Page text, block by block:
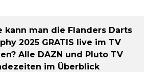
kann man die Flanders Darts
2025 GRATIS live im TV
Alle DAZN und Pluto TV
im Überblick